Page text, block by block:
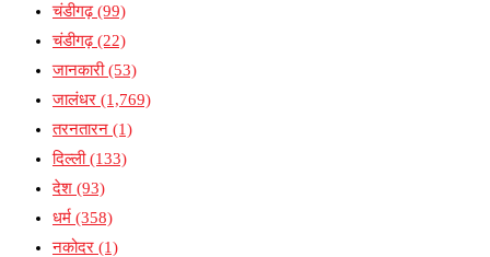
चंडीगढ़(99)
चंडीगढ़(22)
जानकारी(53)
जालंधर (1,769)
तरनतारन (1)
दिल्ली(133)
देश (93)
धर्म (358)
नकोदर (1)